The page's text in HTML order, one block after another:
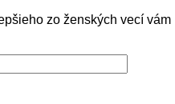
zo ženských vecí vám